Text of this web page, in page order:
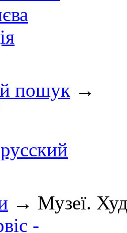
пошук →
русский
→ Музеї.